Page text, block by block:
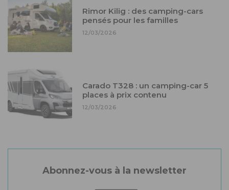
Rimor Kilig : des camping-cars
pensés pour les familles
12/03/2026
Carado T328 : un camping-car 5
places à prix contenu
12/03/2026
Abonnez-vous à la newsletter